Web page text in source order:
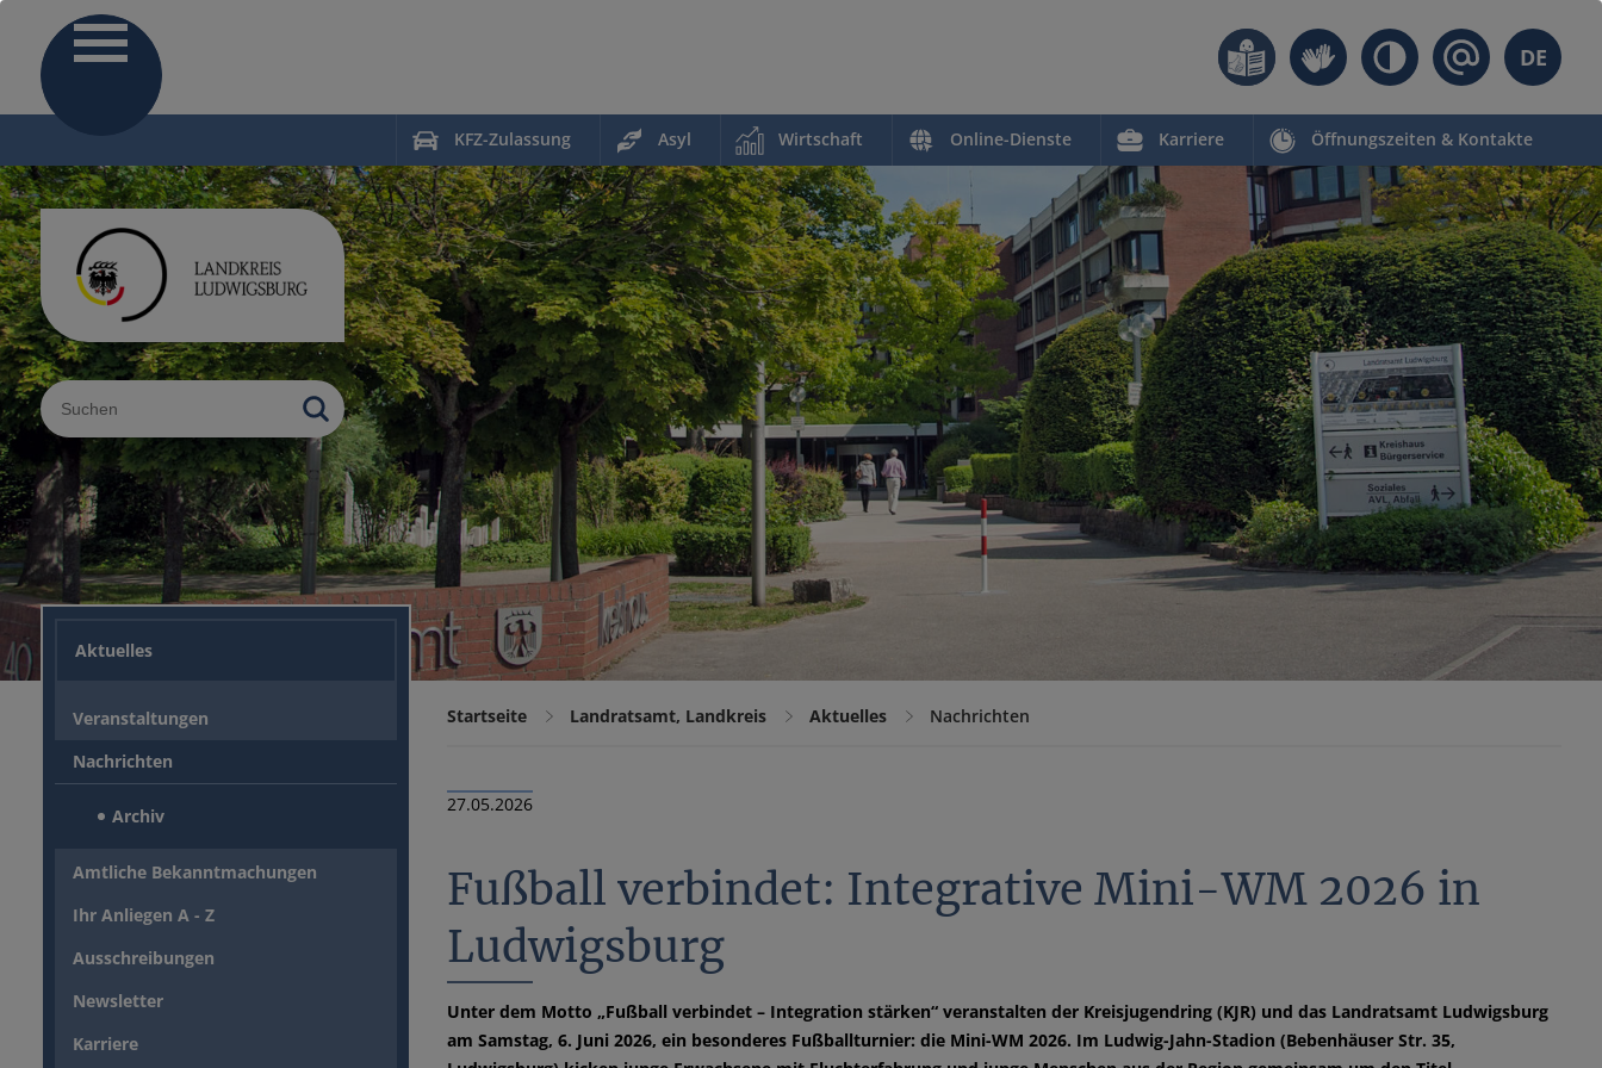
DE
KFZ-Zulassung Asyl Wirtschaft Online-Dienste Karriere Öffnungszeiten & Kontakte
Sucheingabe
Aktuelles
Veranstaltungen
Nachrichten
Archiv
Amtliche Bekanntmachungen
Ihr Anliegen A - Z
Ausschreibungen
Newsletter
Karriere
Startseite Landratsamt, Landkreis Aktuelles Nachrichten
27.05.2026
Fußball verbindet: Integrative Mini-WM 2026 in
Ludwigsburg
Unter dem Motto „Fußball verbindet – Integration stärken“ veranstalten der Kreisjugendring (KJR) und das Landratsamt Ludwigsburg
am Samstag, 6. Juni 2026, ein besonderes Fußballturnier: die Mini-WM 2026. Im Ludwig-Jahn-Stadion (Bebenhäuser Str. 35,